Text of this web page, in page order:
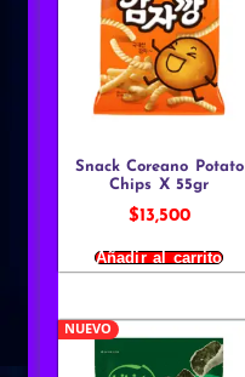
Snack Coreano Potato
Chips X 55gr
$13,500
Añadir al carrito
NUEVO